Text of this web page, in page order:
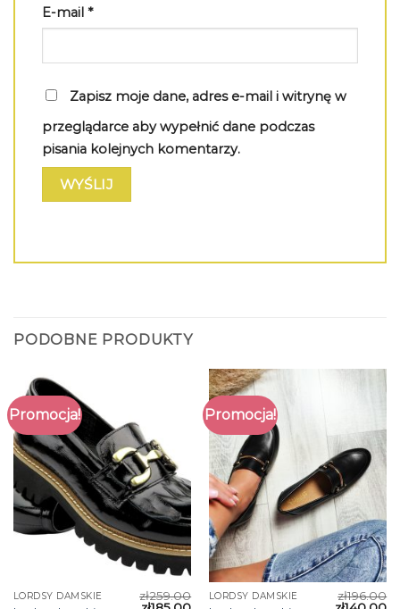
E-mail *
Zapisz moje dane, adres e-mail i witrynę w
przeglądarce aby wypełnić dane podczas
pisania kolejnych komentarzy.
PODOBNE PRODUKTY
Promocja!
LORDSY DAMSKIE zł259.00
Promocja!
LORDSY DAMSKIE zł196.00